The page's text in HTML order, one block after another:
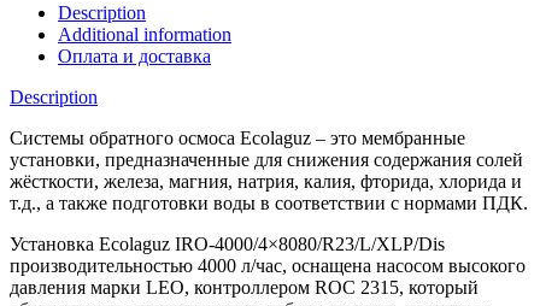
Description
Additional information
Оплата и доставка
Description
Системы обратного осмоса Ecolaguz – это мембранные
установки, предназначенные для снижения содержания солей
жёсткости, железа, магния, натрия, калия, фторида, хлорида и
т.д., а также подготовки воды в соответствии с нормами ПДК.
Установка Ecolaguz IRO-4000/4×8080/R23/L/XLP/Dis
производительностью 4000 л/час, оснащена насосом высокого
давления марки LEO, контроллером ROC 2315, который